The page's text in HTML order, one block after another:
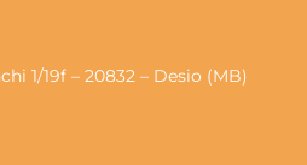
1/19f – 20832 – Desio (MB)